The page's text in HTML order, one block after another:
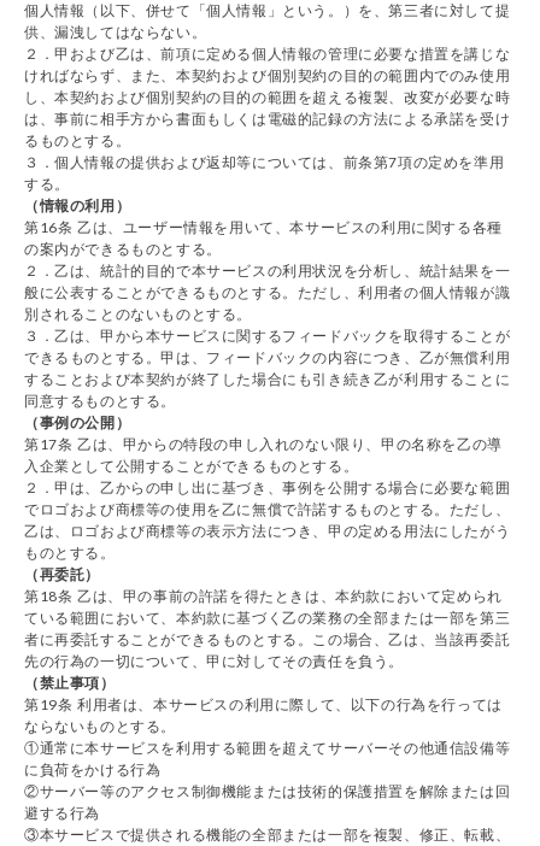
個人情報（以下、併せて「個人情報」という。）を、第三者に対して提
供、漏洩してはならない。
２．甲および乙は、前項に定める個人情報の管理に必要な措置を講じな
ければならず、また、本契約および個別契約の目的の範囲内でのみ使用
し、本契約および個別契約の目的の範囲を超える複製、改変が必要な時
は、事前に相手方から書面もしくは電磁的記録の方法による承諾を受け
るものとする。
３．個人情報の提供および返却等については、前条第7項の定めを準用
する。
（情報の利用）
第16条 乙は、ユーザー情報を用いて、本サービスの利用に関する各種
の案内ができるものとする。
２．乙は、統計的目的で本サービスの利用状況を分析し、統計結果を一
般に公表することができるものとする。ただし、利用者の個人情報が識
別されることのないものとする。
３．乙は、甲から本サービスに関するフィードバックを取得することが
できるものとする。甲は、フィードバックの内容につき、乙が無償利用
することおよび本契約が終了した場合にも引き続き乙が利用することに
同意するものとする。
（事例の公開）
第17条 乙は、甲からの特段の申し入れのない限り、甲の名称を乙の導
入企業として公開することができるものとする。
２．甲は、乙からの申し出に基づき、事例を公開する場合に必要な範囲
でロゴおよび商標等の使用を乙に無償で許諾するものとする。ただし、
乙は、ロゴおよび商標等の表示方法につき、甲の定める用法にしたがう
ものとする。
（再委託）
第18条 乙は、甲の事前の許諾を得たときは、本約款において定められ
ている範囲において、本約款に基づく乙の業務の全部または一部を第三
者に再委託することができるものとする。この場合、乙は、当該再委託
先の行為の一切について、甲に対してその責任を負う。
（禁止事項）
第19条 利用者は、本サービスの利用に際して、以下の行為を行っては
ならないものとする。
①通常に本サービスを利用する範囲を超えてサーバーその他通信設備等
に負荷をかける行為
②サーバー等のアクセス制御機能または技術的保護措置を解除または回
避する行為
③本サービスで提供される機能の全部または一部を複製、修正、転載、